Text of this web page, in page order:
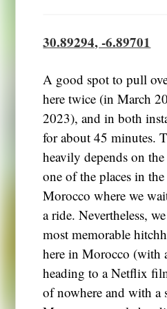
30.89294, -6.89701
A good spot to pull
here twice (in March
2023), and in both
for about 45 minutes.
heavily depends on
one of the places in
Morocco where we
a ride. Nevertheless,
most memorable
here in Morocco (with
heading to a Netflix
of nowhere and with a